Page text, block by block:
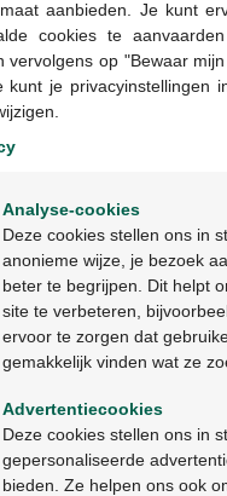
1
0-6
Zakjes
€
vanaf
Bienvenue
Ga verder in het
Continuez en français
aanbieden. Je kunt
cookies te
vervolgens op "Bewaar
kunt je privacyinstellingen
Analyse-cookies
Deze cookies stellen ons in
anonieme wijze, je bezoek
beter te begrijpen. Dit helpt
site te verbeteren,
ervoor te zorgen dat
gemakkelijk vinden wat ze
Advertentiecookies
Deze cookies stellen ons in
gepersonaliseerde
bieden. Ze helpen ons ook